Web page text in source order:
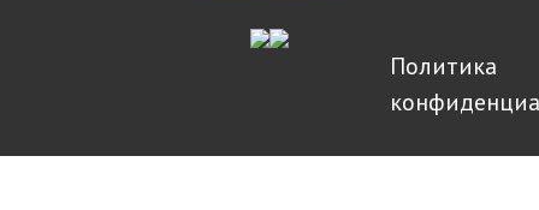
Политика